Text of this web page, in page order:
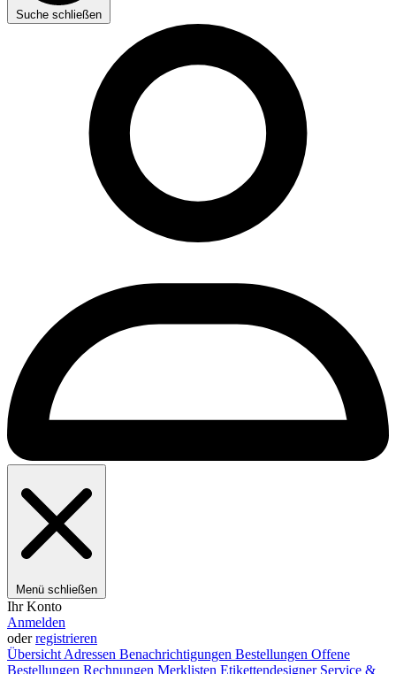
Suche schließen
Menü schließen
Ihr Konto
Anmelden
oderregistrieren
Übersicht Adressen Benachrichtigungen Bestellungen Offene
Bestellungen Rechnungen Merklisten Etikettendesigner Service &